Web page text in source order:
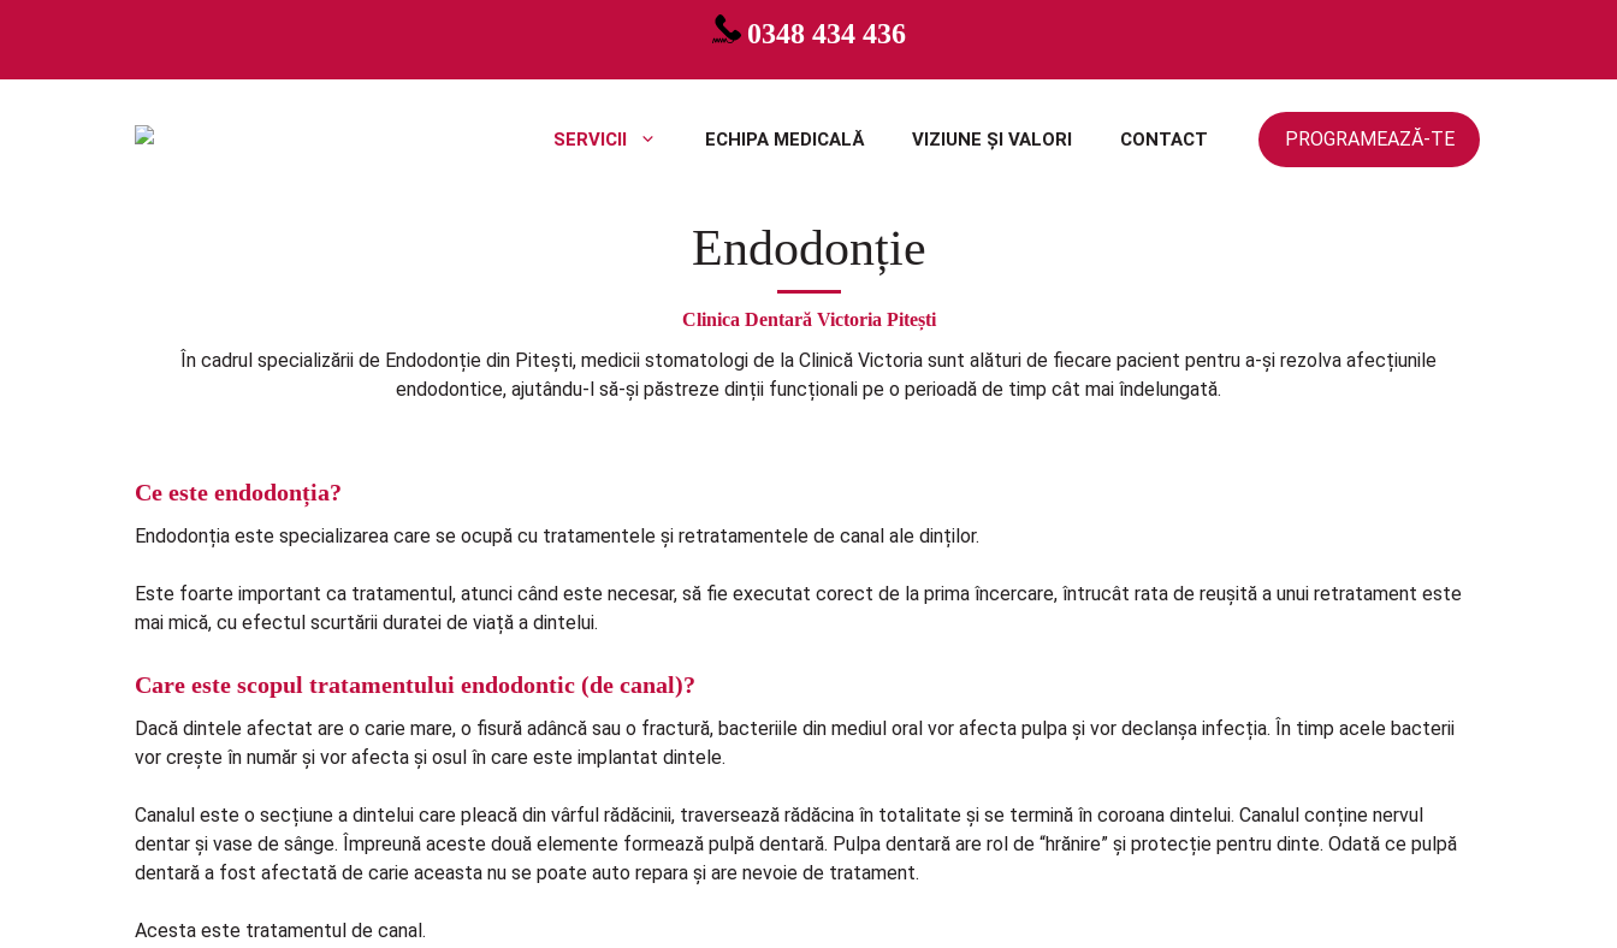
0348 434 436
SERVICII ECHIPA MEDICALĂ VIZIUNE ȘI VALORI CONTACT PROGRAMEAZĂ-TE
Endodonție
Clinica Dentară Victoria Pitești
În cadrul specializării de Endodonție din Pitești, medicii stomatologi de la Clinică Victoria sunt alături de fiecare pacient pentru a-și rezolva afecțiunile
endodontice, ajutându-l să-și păstreze dinții funcționali pe o perioadă de timp cât mai îndelungată.
Ce este endodonția?
Endodonția este specializarea care se ocupă cu tratamentele și retratamentele de canal ale dinților.
Este foarte important ca tratamentul, atunci când este necesar, să fie executat corect de la prima încercare, întrucât rata de reușită a unui retratament este
mai mică, cu efectul scurtării duratei de viață a dintelui.
Care este scopul tratamentului endodontic (de canal)?
Dacă dintele afectat are o carie mare, o fisură adâncă sau o fractură, bacteriile din mediul oral vor afecta pulpa și vor declanșa infecția. În timp acele bacterii
vor crește în număr și vor afecta și osul în care este implantat dintele.
Canalul este o secțiune a dintelui care pleacă din vârful rădăcinii, traversează rădăcina în totalitate și se termină în coroana dintelui. Canalul conține nervul
dentar și vase de sânge. Împreună aceste două elemente formează pulpă dentară. Pulpa dentară are rol de “hrănire” și protecție pentru dinte. Odată ce pulpă
dentară a fost afectată de carie aceasta nu se poate auto repara și are nevoie de tratament.
Acesta este tratamentul de canal.